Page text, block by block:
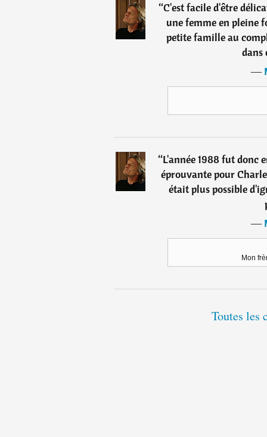
“C'est facile d'être
une femme en pleine
petite famille au
dans
―
“L'année 1988 fut donc
éprouvante pour
était plus possible
―
Mon
Toutes les